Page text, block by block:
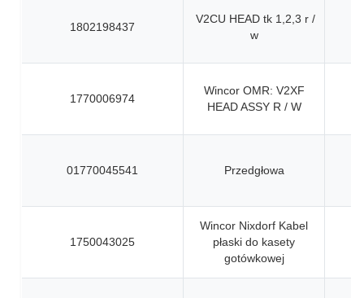
1802198437
V2CU HEAD tk 1,2,3 r /
w
1770006974
Wincor OMR: V2XF
HEAD ASSY R / W
01770045541 Przedgłowa
1750043025
Wincor Nixdorf Kabel
płaski do kasety
gotówkowej